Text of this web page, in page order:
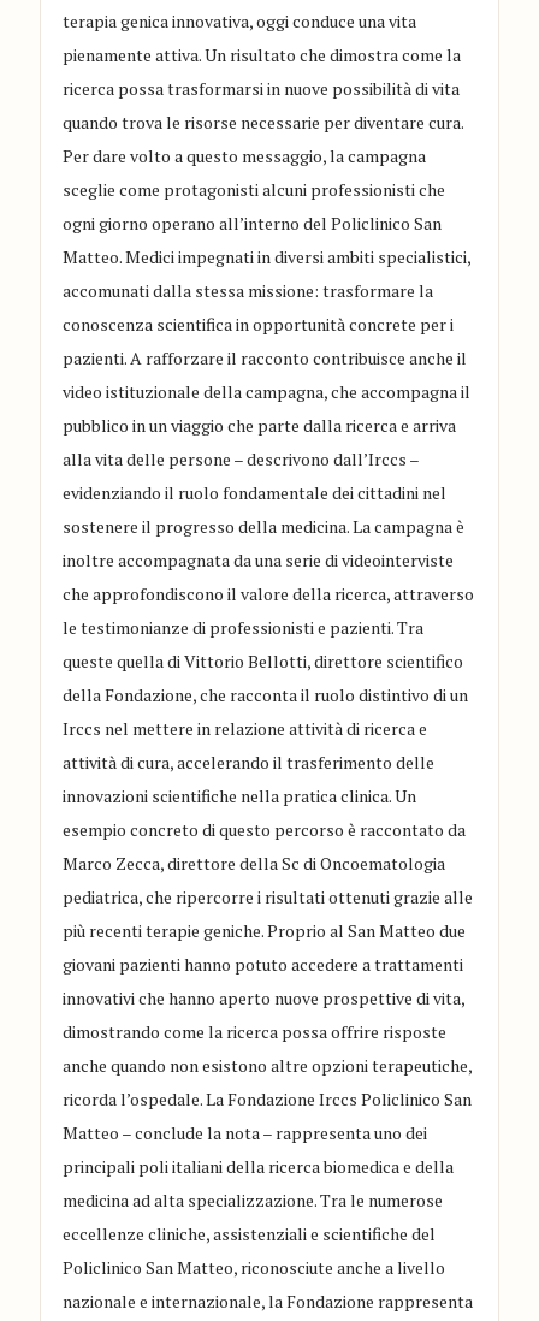
terapia genica innovativa, oggi conduce una vita
pienamente attiva. Un risultato che dimostra come la
ricerca possa trasformarsi in nuove possibilità di vita
quando trova le risorse necessarie per diventare cura.
Per dare volto a questo messaggio, la campagna
sceglie come protagonisti alcuni professionisti che
ogni giorno operano all’interno del Policlinico San
Matteo. Medici impegnati in diversi ambiti specialistici,
accomunati dalla stessa missione: trasformare la
conoscenza scientifica in opportunità concrete per i
pazienti. A rafforzare il racconto contribuisce anche il
video istituzionale della campagna, che accompagna il
pubblico in un viaggio che parte dalla ricerca e arriva
alla vita delle persone – descrivono dall’Irccs –
evidenziando il ruolo fondamentale dei cittadini nel
sostenere il progresso della medicina. La campagna è
inoltre accompagnata da una serie di videointerviste
che approfondiscono il valore della ricerca, attraverso
le testimonianze di professionisti e pazienti. Tra
queste quella di Vittorio Bellotti, direttore scientifico
della Fondazione, che racconta il ruolo distintivo di un
Irccs nel mettere in relazione attività di ricerca e
attività di cura, accelerando il trasferimento delle
innovazioni scientifiche nella pratica clinica. Un
esempio concreto di questo percorso è raccontato da
Marco Zecca, direttore della Sc di Oncoematologia
pediatrica, che ripercorre i risultati ottenuti grazie alle
più recenti terapie geniche. Proprio al San Matteo due
giovani pazienti hanno potuto accedere a trattamenti
innovativi che hanno aperto nuove prospettive di vita,
dimostrando come la ricerca possa offrire risposte
anche quando non esistono altre opzioni terapeutiche,
ricorda l’ospedale. La Fondazione Irccs Policlinico San
Matteo – conclude la nota – rappresenta uno dei
principali poli italiani della ricerca biomedica e della
medicina ad alta specializzazione. Tra le numerose
eccellenze cliniche, assistenziali e scientifiche del
Policlinico San Matteo, riconosciute anche a livello
nazionale e internazionale, la Fondazione rappresenta